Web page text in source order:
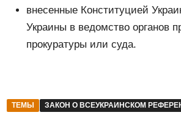
внесенные Конституцией
Украины в ведомство органов
прокуратуры или суда.
ТЕМЫ ЗАКОН О ВСЕУКРАИНСКОМ